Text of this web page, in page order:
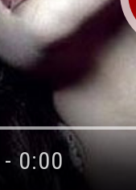
- 0:00